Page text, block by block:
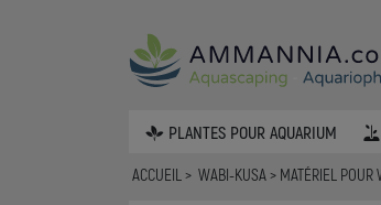
PLANTES POUR AQUARIUM
ACCUEIL WABI-KUSA MATÉRIEL